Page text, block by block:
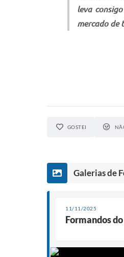
leva
mercado de
GOSTEI
Galerias de
11/11/2025
Formandos